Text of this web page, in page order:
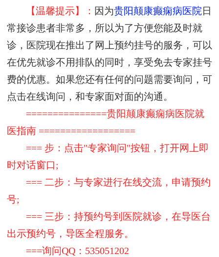
【温馨提示】： 因为贵阳颠康癫痫病医院日
常接诊患者非常多，所以为了方便您能及时就
诊，医院现在推出了网上预约挂号的服务，可以
在优先就诊不用排队的同时，享受免去专家挂号
费的优惠。如果您还有任何的问题需要询问，可
点击在线询问，和专家面对面的沟通。
===============贵阳颠康癫痫病医院就
医指南 ==================
=== 步：点击"专家询问"按钮，打开网上即
时对话窗口;
=== 二步：与专家进行在线交流，申请预约
号;
=== 三步：持预约号到医院就诊，在导医台
出示预约号，导医全程服务。
===询问QQ：535051202